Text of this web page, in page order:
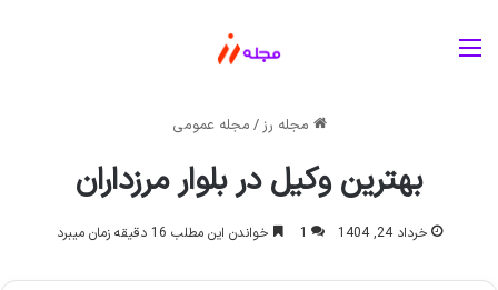
مجله رز/ مجله عمومی
بهترین وکیل در بلوار مرزداران
خرداد 24, 1404 1 خواندن این مطلب 16 دقیقه زمان میبرد